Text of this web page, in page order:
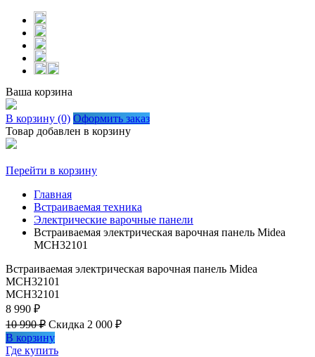
Ваша корзина
В корзину (0) Оформить заказ
Товар добавлен в корзину
Перейти в корзину
Главная
Встраиваемая техника
Электрические варочные панели
Встраиваемая электрическая варочная панель Midea
MCH32101
Встраиваемая электрическая варочная панель Midea
MCH32101
MCH32101
8 990 ₽
10 990 ₽ Скидка 2 000 ₽
В корзину
Где купить